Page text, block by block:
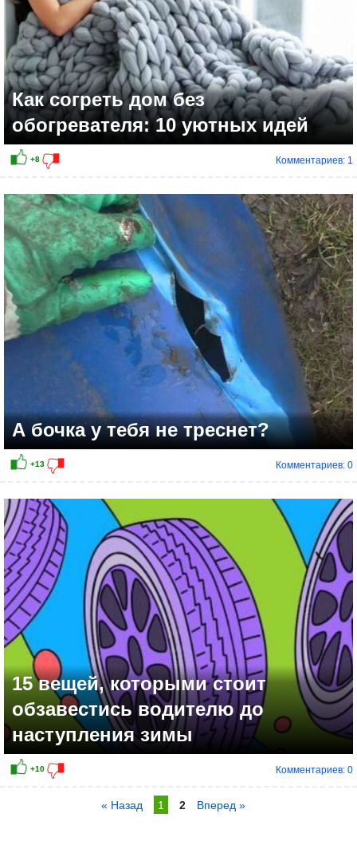
+12
Как согреть дом без
обогревателя: 10 уютных идей
Комментариев: 1
А бочка у тебя не треснет?
Комментариев: 0
15 вещей, которыми стоит
обзавестись водителю до
наступления зимы
Комментариев: 0
« Назад 1 2 Вперед »